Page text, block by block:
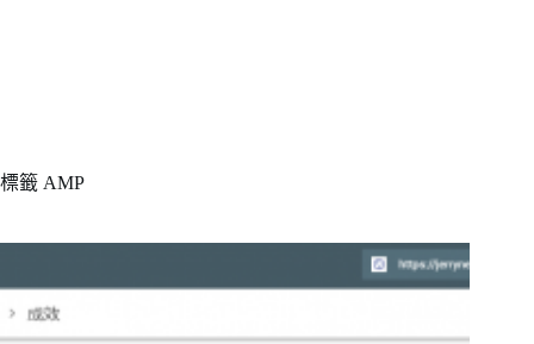
標籤 AMP